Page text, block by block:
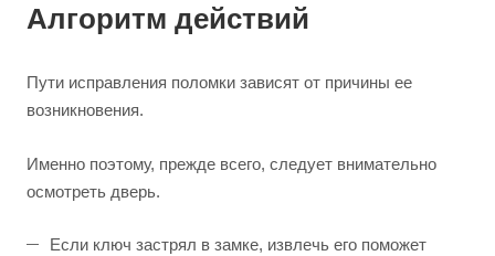
Алгоритм действий
Пути исправления поломки зависят от причины ее
возникновения.
Именно поэтому, прежде всего, следует внимательно
осмотреть дверь.
Если ключ застрял в замке, извлечь его поможет